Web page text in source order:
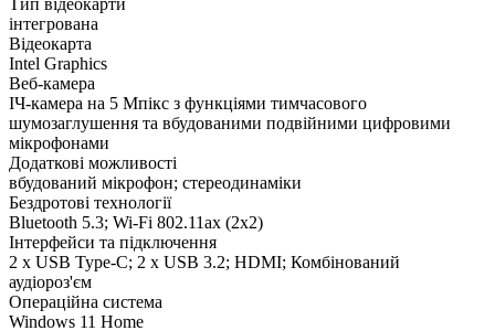
інтегрована
Відеокарта
Intel Graphics
Веб-камера
ІЧ-камера на 5 Мпікс з функціями тимчасового
шумозаглушення та вбудованими подвійними цифровими
мікрофонами
Додаткові можливості
вбудований мікрофон; стереодинаміки
Бездротові технології
Bluetooth 5.3; Wi-Fi 802.11ax (2x2)
Інтерфейси та підключення
2 х USB Type-C; 2 х USB 3.2; HDMI; Комбінований
аудіороз'єм
Операційна система
Windows 11 Home